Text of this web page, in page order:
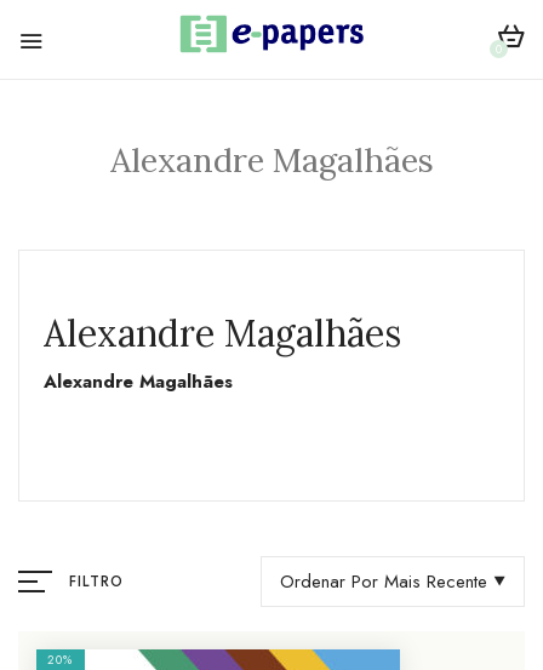
0
Alexandre Magalhães
Alexandre Magalhães
Alexandre Magalhães
FILTRO Ordenar Por Mais Recente
20%